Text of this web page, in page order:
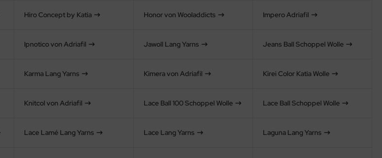
Hiro Concept by Katia Honor von Wooladdicts Impero Adriafil
Ipnotico von Adriafil Jawoll Lang Yarns Jeans Ball Schoppel Wolle
Karma Lang Yarns Kimera von Adriafil Kirei Color Katia Wolle
Knitcol von Adriafil Lace Ball 100 Schoppel Wolle Lace Ball Schoppel Wolle
Lace Lamé Lang Yarns Lace Lang Yarns Laguna Lang Yarns